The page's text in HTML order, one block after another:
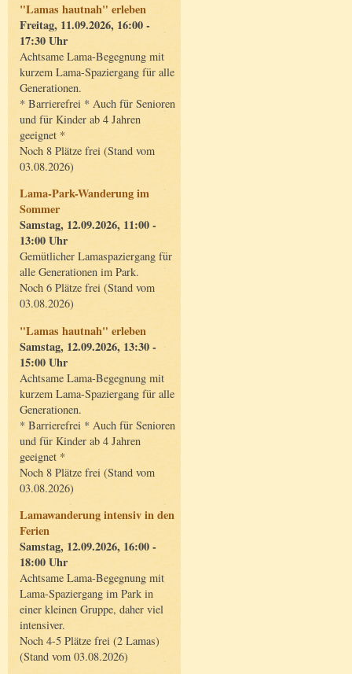
"Lamas hautnah" erleben
Freitag, 11.09.2026, 16:00 -
17:30 Uhr
Achtsame Lama-Begegnung mit
kurzem Lama-Spaziergang für alle
Generationen.
* Barrierefrei * Auch für Senioren
und für Kinder ab 4 Jahren
geeignet *
Noch 8 Plätze frei (Stand vom
03.08.2026)
Lama-Park-Wanderung im
Sommer
Samstag, 12.09.2026, 11:00 -
13:00 Uhr
Gemütlicher Lamaspaziergang für
alle Generationen im Park.
Noch 6 Plätze frei (Stand vom
03.08.2026)
"Lamas hautnah" erleben
Samstag, 12.09.2026, 13:30 -
15:00 Uhr
Achtsame Lama-Begegnung mit
kurzem Lama-Spaziergang für alle
Generationen.
* Barrierefrei * Auch für Senioren
und für Kinder ab 4 Jahren
geeignet *
Noch 8 Plätze frei (Stand vom
03.08.2026)
Lamawanderung intensiv in den
Ferien
Samstag, 12.09.2026, 16:00 -
18:00 Uhr
Achtsame Lama-Begegnung mit
Lama-Spaziergang im Park in
einer kleinen Gruppe, daher viel
intensiver.
Noch 4-5 Plätze frei (2 Lamas)
(Stand vom 03.08.2026)